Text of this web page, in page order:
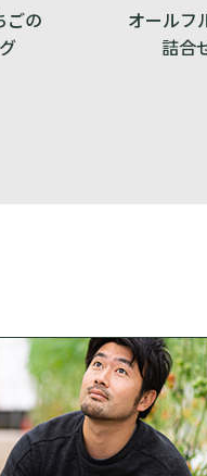
ごの
オールフ
詰合